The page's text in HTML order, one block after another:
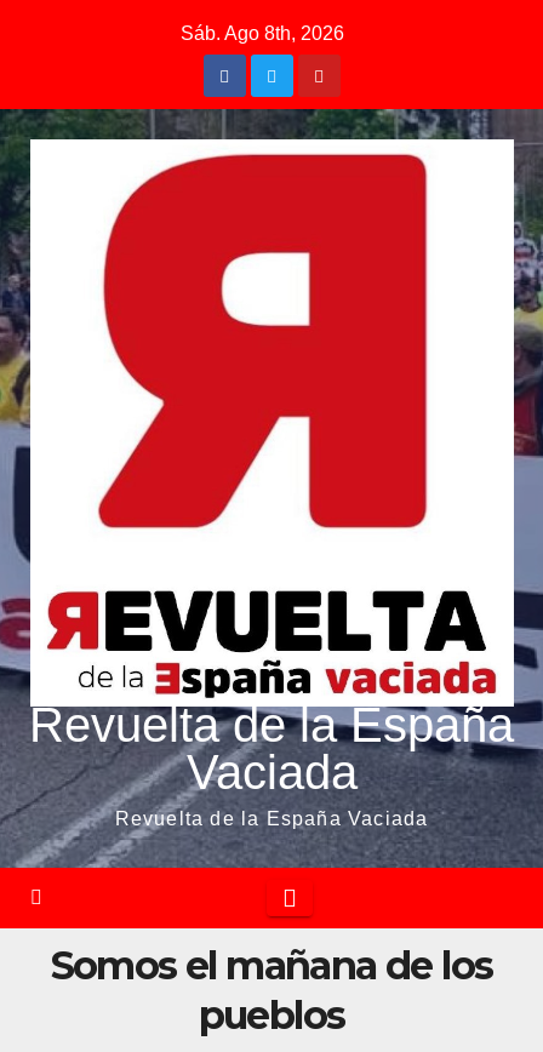
Sáb. Ago 8th, 2026
Revuelta de la España
Vaciada
Revuelta de la España Vaciada
Somos el mañana de los
pueblos